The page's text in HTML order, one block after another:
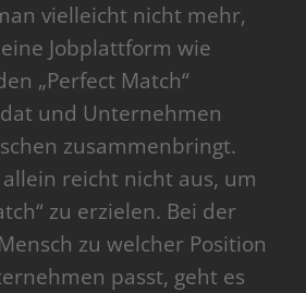
vielleicht nicht mehr,
Jobplattform wie
„Perfect Match“
und Unternehmen
zusammenbringt.
reicht nicht aus, um
zu erzielen. Bei der
zu welcher Position
passt, geht es